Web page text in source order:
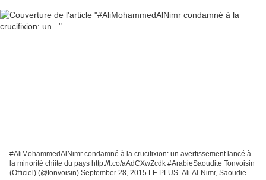
#AliMohammedAlNimr condamné à la crucifixion: un avertissement lancé à
la minorité chiite du pays http://t.co/aAdCXwZcdk #ArabieSaoudite Tonvoisin
(Officiel) (@tonvoisin) September 28, 2015 LE PLUS. Ali Al-Nimr, Saoudien